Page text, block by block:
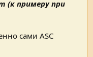
(к примеру при
сами ASC